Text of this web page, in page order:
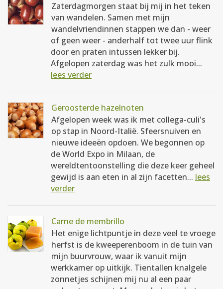
Zaterdagmorgen staat bij mij in het teken
van wandelen. Samen met mijn
wandelvriendinnen stappen we dan - weer
of geen weer - anderhalf tot twee uur flink
door en praten intussen lekker bij.
Afgelopen zaterdag was het zulk mooi...
lees verder
Geroosterde hazelnoten
Afgelopen week was ik met collega-culi's
op stap in Noord-Italië. Sfeersnuiven en
nieuwe ideeën opdoen. We begonnen op
de World Expo in Milaan, de
wereldtentoonstelling die deze keer geheel
gewijd is aan eten in al zijn facetten... lees
verder
Carne de membrillo
Het enige lichtpuntje in deze veel te vroege
herfst is de kweeperenboom in de tuin van
mijn buurvrouw, waar ik vanuit mijn
werkkamer op uitkijk. Tientallen knalgele
zonnetjes schijnen mij nu al een paar